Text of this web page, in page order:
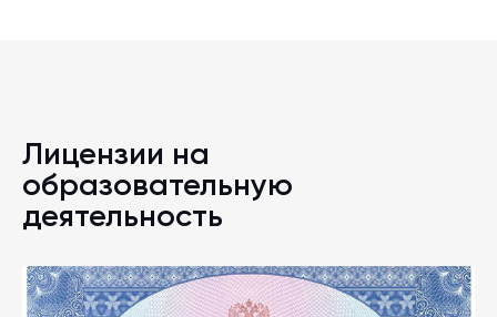
Лицензии на
образовательную
деятельность